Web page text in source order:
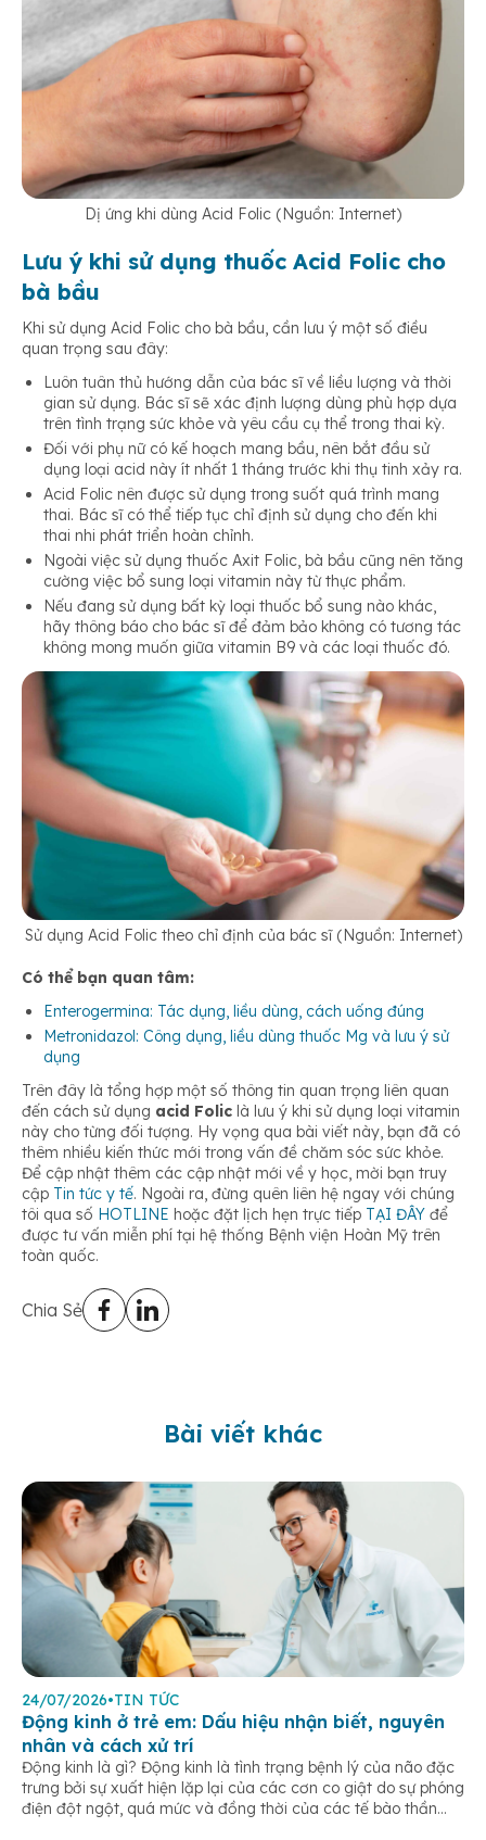
Dị ứng khi dùng Acid Folic (Nguồn: Internet)
Lưu ý khi sử dụng thuốc Acid Folic cho
bà bầu
Khi sử dụng Acid Folic cho bà bầu, cần lưu ý một số điều
quan trọng sau đây:
Luôn tuân thủ hướng dẫn của bác sĩ về liều lượng và thời
gian sử dụng. Bác sĩ sẽ xác định lượng dùng phù hợp dựa
trên tình trạng sức khỏe và yêu cầu cụ thể trong thai kỳ.
Đối với phụ nữ có kế hoạch mang bầu, nên bắt đầu sử
dụng loại acid này ít nhất 1 tháng trước khi thụ tinh xảy ra.
Acid Folic nên được sử dụng trong suốt quá trình mang
thai. Bác sĩ có thể tiếp tục chỉ định sử dụng cho đến khi
thai nhi phát triển hoàn chỉnh.
Ngoài việc sử dụng thuốc Axit Folic, bà bầu cũng nên tăng
cường việc bổ sung loại vitamin này từ thực phẩm.
Nếu đang sử dụng bất kỳ loại thuốc bổ sung nào khác,
hãy thông báo cho bác sĩ để đảm bảo không có tương tác
không mong muốn giữa vitamin B9 và các loại thuốc đó.
Sử dụng Acid Folic theo chỉ định của bác sĩ (Nguồn: Internet)
Có thể bạn quan tâm:
Enterogermina: Tác dụng, liều dùng, cách uống đúng
Metronidazol: Công dụng, liều dùng thuốc Mg và lưu ý sử
dụng
Trên đây là tổng hợp một số thông tin quan trọng liên quan
đến cách sử dụng acid Folic là lưu ý khi sử dụng loại vitamin
này cho từng đối tượng. Hy vọng qua bài viết này, bạn đã có
thêm nhiều kiến thức mới trong vấn đề chăm sóc sức khỏe.
Để cập nhật thêm các cập nhật mới về y học, mời bạn truy
cập Tin tức y tế. Ngoài ra, đừng quên liên hệ ngay với chúng
tôi qua số HOTLINE hoặc đặt lịch hẹn trực tiếp TẠI ĐÂY để
được tư vấn miễn phí tại hệ thống Bệnh viện Hoàn Mỹ trên
toàn quốc.
Chia Sẻ
Bài viết khác
24/07/2026•TIN TỨC
Động kinh ở trẻ em: Dấu hiệu nhận biết, nguyên
nhân và cách xử trí
Động kinh là gì? Động kinh là tình trạng bệnh lý của não đặc
trưng bởi sự xuất hiện lặp lại của các cơn co giật do sự phóng
điện đột ngột, quá mức và đồng thời của các tế bào thần